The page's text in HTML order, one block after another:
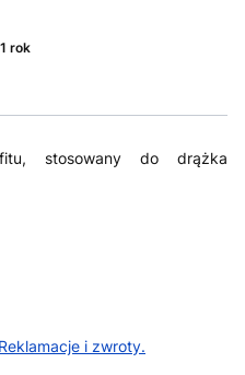
1 rok
stosowany do drążka
Reklamacje i zwroty.